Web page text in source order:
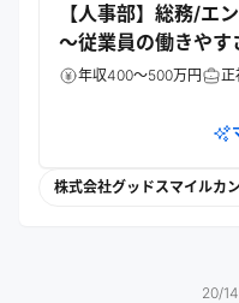
【人事部】総務/エ
～従業員の働きやす
年収400～500万円 正
株式会社グッドスマイルカ
20/